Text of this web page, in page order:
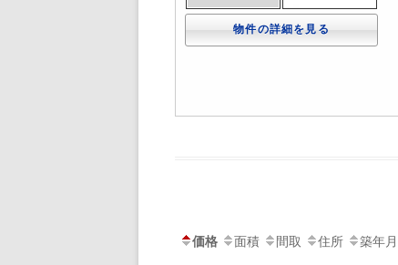
物件の詳細を見る
価格 面積 間取 住所 築年月